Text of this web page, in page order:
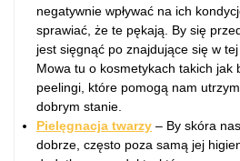
negatywnie wpływać na ich
sprawiać, że te pękają. By się
jest sięgnąć po znajdujące się w
Mowa tu o kosmetykach takich jak
peelingi, które pomogą nam
dobrym stanie.
Pielęgnacja twarzy – By skóra
dobrze, często poza samą jej